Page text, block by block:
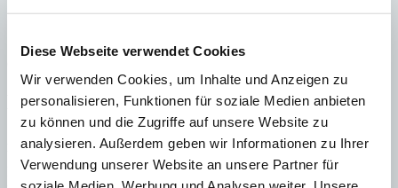
Diese Webseite verwendet Cookies
Wir verwenden Cookies, um Inhalte und Anzeigen zu
personalisieren, Funktionen für soziale Medien anbieten
zu können und die Zugriffe auf unsere Website zu
analysieren. Außerdem geben wir Informationen zu Ihrer
Verwendung unserer Website an unsere Partner für
Haftungs- und Courtageklausel
Alle Angaben basieren auf Informationen und Daten, die uns vom
Verkäufer/Auftraggeber zur Verfügung gestellt wurden. Minkner &
Partner übernimmt keinerlei Garantie für Vollständigkeit, Richtigkeit